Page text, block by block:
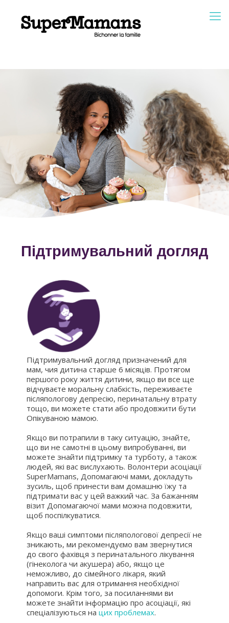
Підтримувальний догляд
Підтримувальний догляд призначений для
мам, чия дитина старше 6 місяців. Протягом
першого року життя дитини, якщо ви все ще
відчуваєте моральну слабкість, переживаєте
післяпологову депресію, перинатальну втрату
тощо, ви можете стати або продовжити бути
Опікуваною мамою.
Якщо ви потрапили в таку ситуацію, знайте,
що ви не самотні в цьому випробуванні, ви
можете знайти підтримку та турботу, а також
людей, які вас вислухають. Волонтери асоціації
SuperMamans, Допомагаючі мами, докладуть
зусиль, щоб принести вам домашню їжу та
підтримати вас у цей важкий час. За бажанням
візит Допомагаючої мами можна подовжити,
щоб поспілкуватися.
Якщо ваші симптоми післяпологової депресії не
зникають, ми рекомендуємо вам звернутися
до свого фахівця з перинатального лікування
(гінеколога чи акушера) або, якщо це
неможливо, до сімейного лікаря, який
направить вас для отримання необхідної
допомоги. Крім того, за посиланнями ви
можете знайти інформацію про асоціації, які
спеціалізуються нацих проблемах.